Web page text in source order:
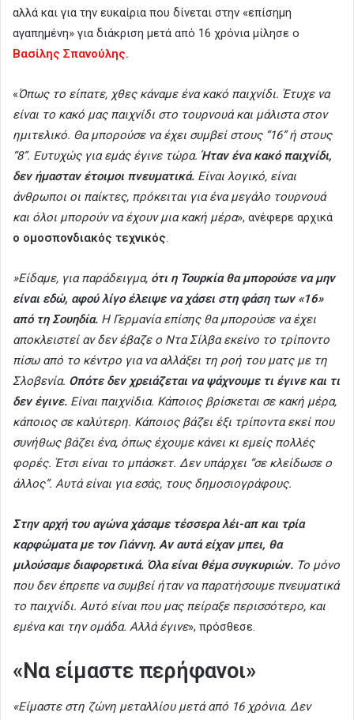
αλλά και για την ευκαίρια που δίνεται στην «επίσημη
αγαπημένη» για διάκριση μετά από 16 χρόνια μίλησε ο
Βασίλης Σπανούλης.
«Όπως το είπατε, χθες κάναμε ένα κακό παιχνίδι. Έτυχε να
είναι το κακό μας παιχνίδι στο τουρνουά και μάλιστα στον
ημιτελικό. Θα μπορούσε να έχει συμβεί στους “16” ή στους
“8”. Ευτυχώς για εμάς έγινε τώρα. Ήταν ένα κακό παιχνίδι,
δεν ήμασταν έτοιμοι πνευματικά. Είναι λογικό, είναι
άνθρωποι οι παίκτες, πρόκειται για ένα μεγάλο τουρνουά
και όλοι μπορούν να έχουν μια κακή μέρα», ανέφερε αρχικά
ο ομοσπονδιακός τεχνικός.
»Είδαμε, για παράδειγμα, ότι η Τουρκία θα μπορούσε να μην
είναι εδώ, αφού λίγο έλειψε να χάσει στη φάση των «16»
από τη Σουηδία. Η Γερμανία επίσης θα μπορούσε να έχει
αποκλειστεί αν δεν έβαζε ο Ντα Σίλβα εκείνο το τρίποντο
πίσω από το κέντρο για να αλλάξει τη ροή του ματς με τη
Σλοβενία. Οπότε δεν χρειάζεται να ψάχνουμε τι έγινε και τι
δεν έγινε. Είναι παιχνίδια. Κάποιος βρίσκεται σε κακή μέρα,
κάποιος σε καλύτερη. Κάποιος βάζει έξι τρίποντα εκεί που
συνήθως βάζει ένα, όπως έχουμε κάνει κι εμείς πολλές
φορές. Έτσι είναι το μπάσκετ. Δεν υπάρχει “σε κλείδωσε ο
άλλος”. Αυτά είναι για εσάς, τους δημοσιογράφους.
Στην αρχή του αγώνα χάσαμε τέσσερα λέι-απ και τρία
καρφώματα με τον Γιάννη. Αν αυτά είχαν μπει, θα
μιλούσαμε διαφορετικά. Όλα είναι θέμα συγκυριών. Το μόνο
που δεν έπρεπε να συμβεί ήταν να παρατήσουμε πνευματικά
το παιχνίδι. Αυτό είναι που μας πείραξε περισσότερο, και
εμένα και την ομάδα. Αλλά έγινε», πρόσθεσε.
«Να είμαστε περήφανοι»
«Είμαστε στη ζώνη μεταλλίου μετά από 16 χρόνια. Δεν